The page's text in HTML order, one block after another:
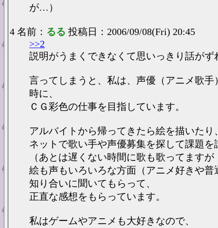
が…）
4 名前： るる 投稿日：2006/09/08(Fri) 20:45
>>2
説明がうまくできなくて思いっきり話がず
言ってしまうと、私は、声優（アニメ歌手
時に、
ＣＧ彩色の仕事を目指しています。
アルバイトから帰ってきたら絵を描いたり
ネットで歌い手や声優募集を探して課題を
（あとは遅くない時間に歌も歌ってます
絵も声もいろいろな方面（アニメ好きや普
知り合いに聞いてもらって、
正直な感想をもらっています。
私はゲームやアニメも大好きなので、